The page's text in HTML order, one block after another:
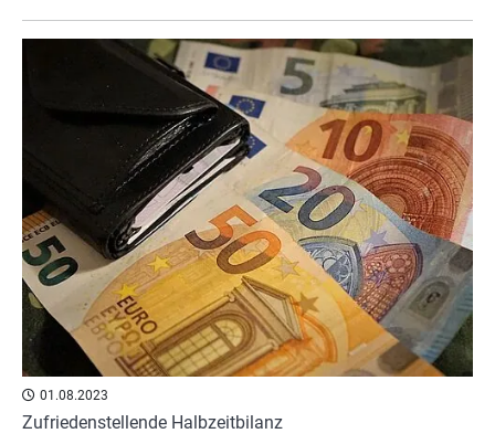
01.08.2023
Zufriedenstellende Halbzeitbilanz